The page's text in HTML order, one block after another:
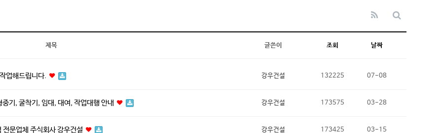
제목 글쓴이 조회 날짜
업해드립니다. 강우건설 132225 07-08
기, 굴착기, 임대, 대여, 작업대행 안내 강우건설 173575 03-28
문업체 주식회사 강우건설 강우건설 173425 03-15